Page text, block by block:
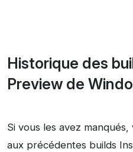
Historique des
Preview de
Si vous les avez
aux précédentes builds